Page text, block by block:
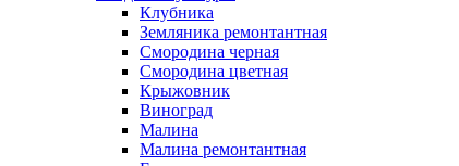
Клубника
Земляника ремонтантная
Смородина черная
Смородина цветная
Крыжовник
Виноград
Малина
Малина ремонтантная